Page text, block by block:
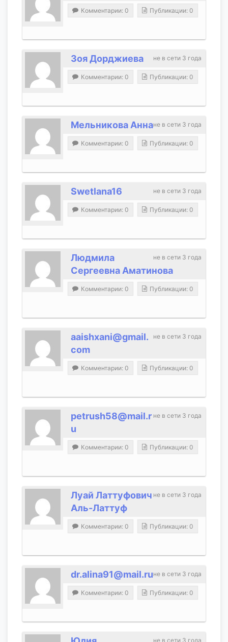
Комментарии: 0 Публикации: 0
не в сети 3 года
Зоя Дорджиева
Комментарии: 0 Публикации: 0
не в сети 3 года
Мельникова Анна
Комментарии: 0 Публикации: 0
не в сети 3 года
Swetlana16
Комментарии: 0 Публикации: 0
не в сети 3 года
Людмила
Сергеевна Аматинова
Комментарии: 0 Публикации: 0
не в сети 3 года
aaishxani@gmail.
com
Комментарии: 0 Публикации: 0
не в сети 3 года
petrush58@mail.r
u
Комментарии: 0 Публикации: 0
не в сети 3 года
Луай Латтуфович
Аль-Латтуф
Комментарии: 0 Публикации: 0
не в сети 3 года
dr.alina91@mail.ru
Комментарии: 0 Публикации: 0
не в сети 3 года